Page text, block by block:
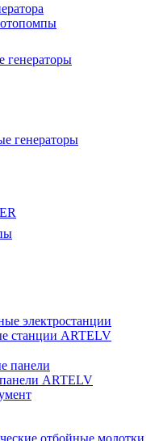
генераторы
генераторы
электростанции
станции ARTELV
панели
ARTELV
отбойные молотки